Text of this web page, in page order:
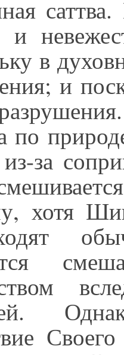
и
в
и
по
из-за
хотя